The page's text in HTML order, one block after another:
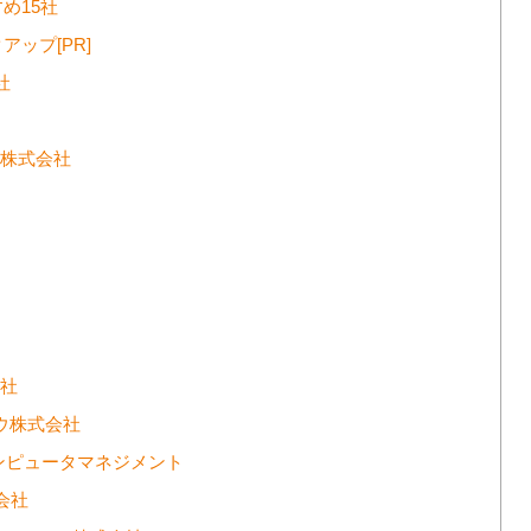
15社
ップ[PR]
式会社
株式会社
ュータマネジメント
社